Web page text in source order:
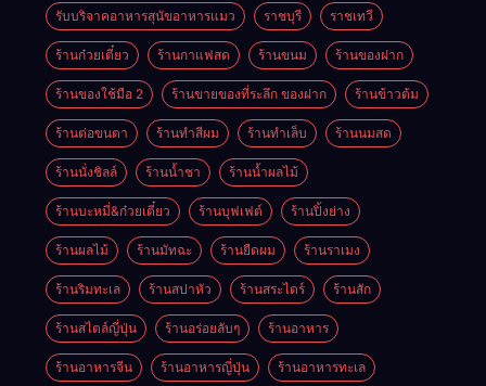
รับบริจาคอาหารสุนัขอาหารแมว ราชบุรี ราชเทวี
ร้านก๋วยเตี๋ยว ร้านกาแฟสด ร้านขนม ร้านของฝาก
ร้านของใช้มือ 2 ร้านขายของที่ระลึก ของฝาก ร้านข้าวต้ม
ร้านต่อขนตา ร้านทำสีผม ร้านทำเล็บ ร้านนมสด
ร้านนั่งชิลล์ ร้านน้ำชา ร้านน้ำผลไม้
ร้านบะหมี่&ก๋วยเตี๋ยว ร้านบุฟเฟต์ ร้านปิ้งย่าง
ร้านผลไม้ ร้านมัทฉะ ร้านยืดผม ร้านราเมง
ร้านริมทะเล ร้านสปาหัว ร้านสระไดร์ ร้านสัก
ร้านสไตล์ญี่ปุ่น ร้านอร่อยลับๆ ร้านอาหาร
ร้านอาหารจีน ร้านอาหารญี่ปุ่น ร้านอาหารทะเล